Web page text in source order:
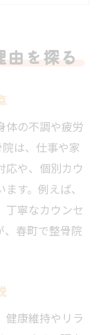
理由
イント
方のコツ
の環境
な基準
理由
実践する方
用法とは
を探る
体の不調や疲労
は、仕事や家
応や、個別カウ
す。例えば、
丁寧なカウンセ
、春町で整骨院
健康維持やリラ